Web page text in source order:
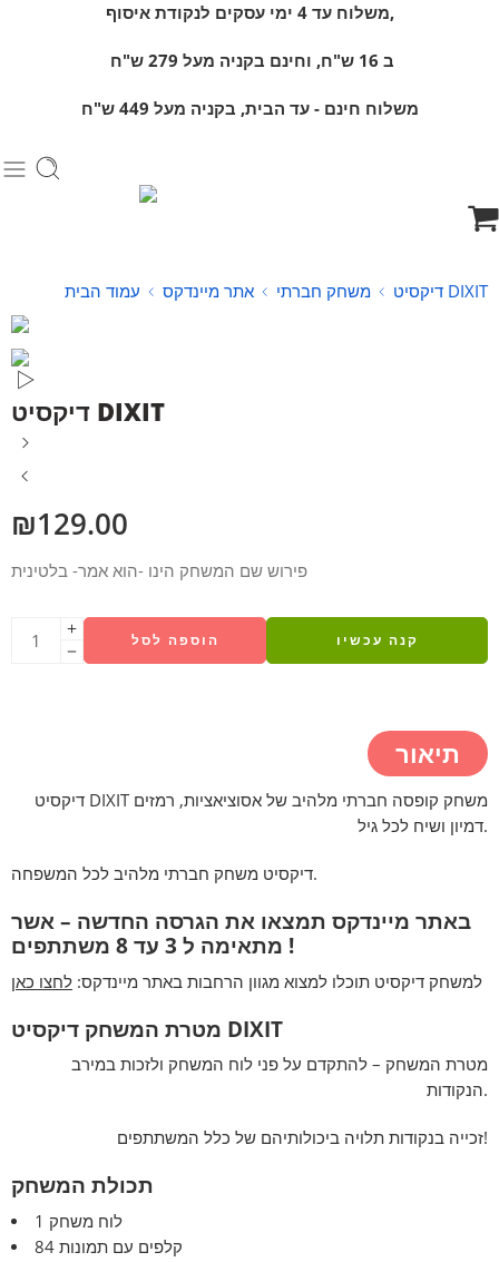
משלוח עד 4 ימי עסקים לנקודת איסוף,
ב 16 ש"ח, וחינם בקניה מעל 279 ש"ח
משלוח חינם - עד הבית, בקניה מעל 449 ש"ח
עמוד הבית אתר מיינדקס משחק חברתי דיקסיט DIXIT
דיקסיט DIXIT
₪129.00
פירוש שם המשחק הינו -הוא אמר- בלטינית
הוספה לסל קנה עכשיו
תיאור
דיקסיט DIXIT משחק קופסה חברתי מלהיב של אסוציאציות, רמזים
דמיון ושיח לכל גיל.
דיקסיט משחק חברתי מלהיב לכל המשפחה.
באתר מיינדקס תמצאו את הגרסה החדשה – אשר
מתאימה ל 3 עד 8 משתתפים !
למשחק דיקסיט תוכלו למצוא מגוון הרחבות באתר מיינדקס: לחצו כאן
מטרת המשחק דיקסיט DIXIT
מטרת המשחק – להתקדם על פני לוח המשחק ולזכות במירב
הנקודות.
זכייה בנקודות תלויה ביכולותיהם של כלל המשתתפים!
תכולת המשחק
1 לוח משחק
84 קלפים עם תמונות